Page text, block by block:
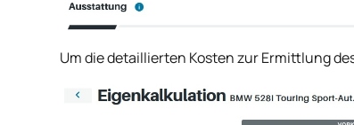
Um die detaillierten Kosten zur Ermittlung